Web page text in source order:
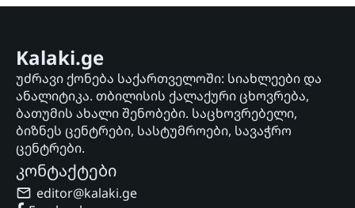
Kalaki.ge
უძრავი ქონება საქართველოში: სიახლეები და
ანალიტიკა. თბილისის ქალაქური ცხოვრება,
ბათუმის ახალი შენობები. საცხოვრებელი,
ბიზნეს ცენტრები, სასტუმროები, სავაჭრო
ცენტრები.
კონტაქტები
editor@kalaki.ge